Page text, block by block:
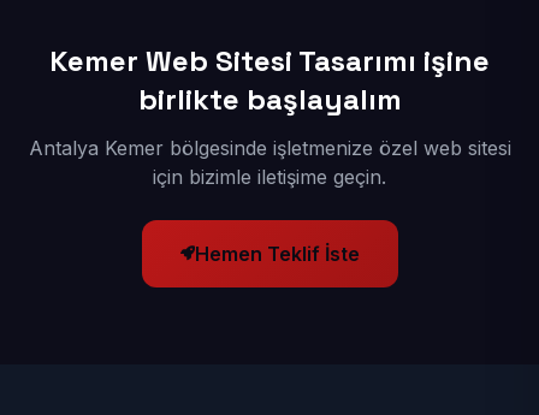
Kemer Web Sitesi Tasarımı işine
birlikte başlayalım
Antalya Kemer bölgesinde işletmenize özel web sitesi
için bizimle iletişime geçin.
Hemen Teklif İste